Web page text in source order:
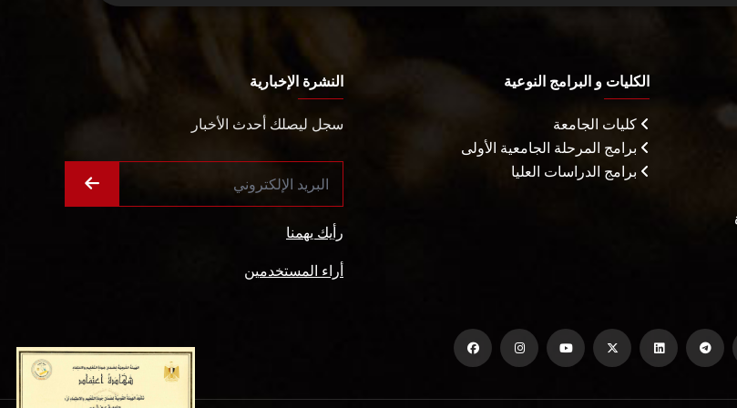
الكليات و البرامج النوعية
كليات الجامعة
برامج المرحلة الجامعية الأولى
برامج الدراسات العليا
النشرة الإخبارية
سجل ليصلك أحدث الأخبار
رأيك يهمنا
أراء المستخدمين